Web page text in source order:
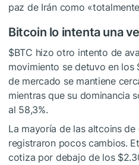
paz de Irán como
Bitcoin lo intenta una
$BTC hizo otro intento de
movimiento se detuvo en los
de mercado se mantiene
mientras que su dominancia
al 58,3%.
La mayoría de las altcoins
registraron pocos cambios.
cotiza por debajo de los